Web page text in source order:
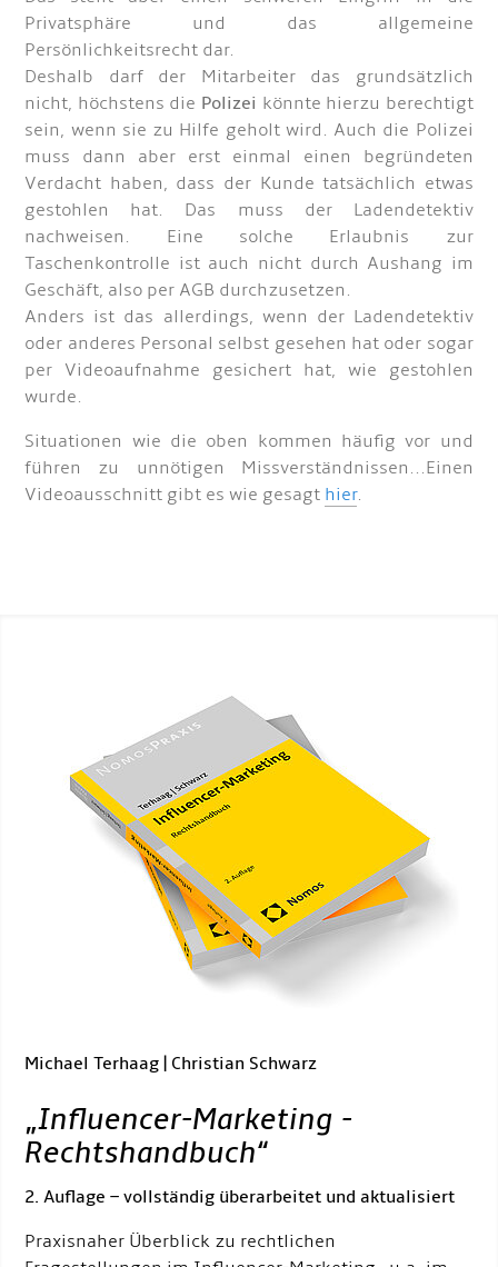
Privatsphäre und das allgemeine
Persönlichkeitsrecht dar.
Deshalb darf der Mitarbeiter das grundsätzlich
nicht, höchstens die Polizei könnte hierzu berechtigt
sein, wenn sie zu Hilfe geholt wird. Auch die Polizei
muss dann aber erst einmal einen begründeten
Verdacht haben, dass der Kunde tatsächlich etwas
gestohlen hat. Das muss der Ladendetektiv
nachweisen. Eine solche Erlaubnis zur
Taschenkontrolle ist auch nicht durch Aushang im
Geschäft, also per AGB durchzusetzen.
Anders ist das allerdings, wenn der Ladendetektiv
oder anderes Personal selbst gesehen hat oder sogar
per Videoaufnahme gesichert hat, wie gestohlen
wurde.
Situationen wie die oben kommen häufig vor und
führen zu unnötigen Missverständnissen...Einen
Videoausschnitt gibt es wie gesagt hier.
Michael Terhaag | Christian Schwarz
„Influencer-Marketing -
Rechtshandbuch“
2. Auflage – vollständig überarbeitet und aktualisiert
Praxisnaher Überblick zu rechtlichen